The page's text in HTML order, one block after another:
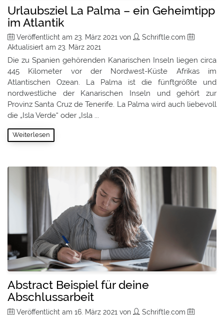
Urlaubsziel La Palma – ein Geheimtipp
im Atlantik
Veröffentlicht am 23. März 2021 von
Schriftle.com
Aktualisiert am 23. März 2021
Die zu Spanien gehörenden Kanarischen Inseln liegen circa
445 Kilometer vor der Nordwest-Küste Afrikas im
Atlantischen Ozean. La Palma ist die fünftgrößte und
nordwestliche der Kanarischen Inseln und gehört zur
Provinz Santa Cruz de Tenerife. La Palma wird auch liebevoll
die „Isla Verde“ oder „Isla ...
Weiterlesen
Abstract Beispiel für deine
Abschlussarbeit
Veröffentlicht am 16. März 2021 von
Schriftle.com